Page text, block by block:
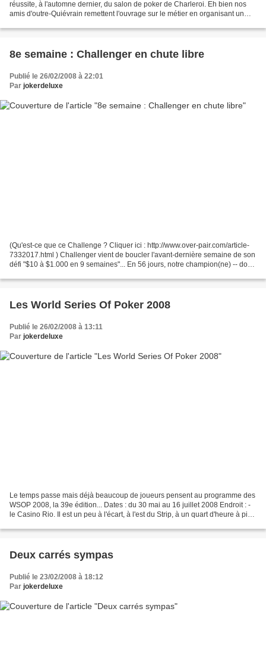
réussite, à l'automne dernier, du salon de poker de Charleroi. Eh bien nos
amis d'outre-Quiévrain remettent l'ouvrage sur le métier en organisant un
8e semaine : Challenger en chute libre
Publié le 26/02/2008 à 22:01
Par jokerdeluxe
(Qu'est-ce que ce Challenge ? Cliquer ici : http://www.over-pair.com/article-
7332017.html ) Challenger vient de boucler l'avant-dernière semaine de son
défi "$10 à $1.000 en 9 semaines"... En 56 jours, notre champion(ne) -- dont
Les World Series Of Poker 2008
Publié le 26/02/2008 à 13:11
Par jokerdeluxe
Le temps passe mais déjà beaucoup de joueurs pensent au programme des
WSOP 2008, la 39e édition... Dates : du 30 mai au 16 juillet 2008 Endroit : -
le Casino Rio. Il est un peu à l'écart, à l'est du Strip, à un quart d'heure à pied
Deux carrés sympas
Publié le 23/02/2008 à 18:12
Par jokerdeluxe